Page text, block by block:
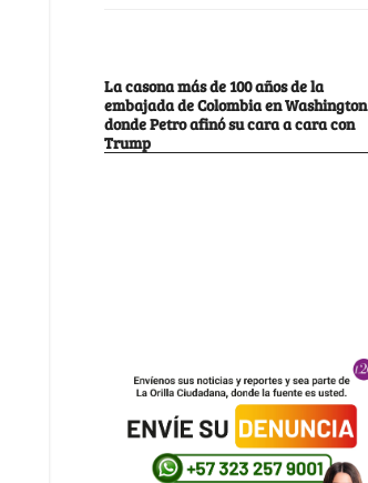
La casona más de 100 años de la
embajada de Colombia en Washington
donde Petro afinó su cara a cara con
Trump